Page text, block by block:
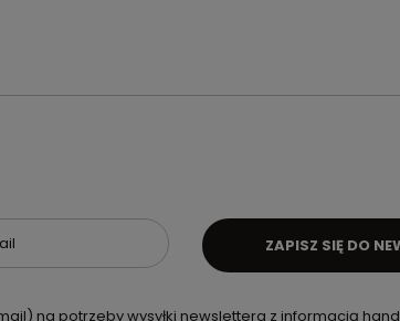
na potrzeby wysyłki newslettera z informacją
ZAPISZ SIĘ DO